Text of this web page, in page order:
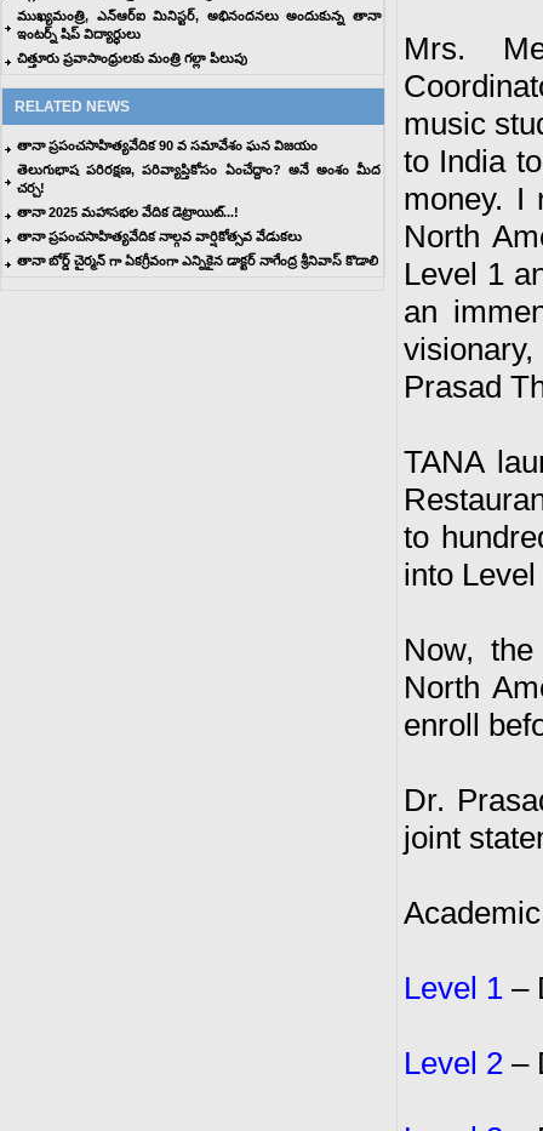
ముఖ్యమంత్రి, ఎన్ఆర్ఐ మినిస్టర్, అభినందనలు అందుకున్న తానా
ఇంటర్న్ షిప్ విద్యార్ధులు
చిత్తూరు ప్రవాసాంధ్రులకు మంత్రి గల్లా పిలుపు
RELATED NEWS
తానా ప్రపంచసాహిత్యవేదిక 90 వ సమావేశం ఘన విజయం
తెలుగుభాష పరిరక్షణ, పరివ్యాప్తికోసం ఏంచేద్దాం? అనే అంశం మీద
చర్చ!
తానా 2025 మహాసభల వేదిక డెట్రాయిట్‌...!
తానా ప్రపంచసాహిత్యవేదిక నాల్గవ వార్షికోత్సవ వేడుకలు
తానా బోర్డ్ చైర్మన్ గా ఏకగ్రీవంగా ఎన్నికైన డాక్టర్ నాగేంద్ర శ్రీనివాస్ కొడాలి
Mrs.
music
to India
money. I
North
Level 1
an
Prasad
TANA
to
into
Now,
North
enroll
Dr.
joint
Level 1 –
Level 2 –